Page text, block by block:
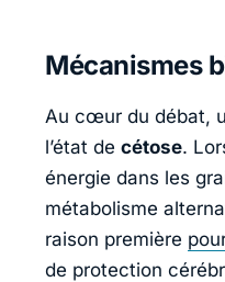
Mécanismes
Au cœur du débat,
l’état de cétose.
énergie dans les
métabolisme
raison première
de protection